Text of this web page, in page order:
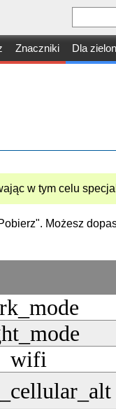
Znaczniki Dla
w tym celu
Możesz
wifi